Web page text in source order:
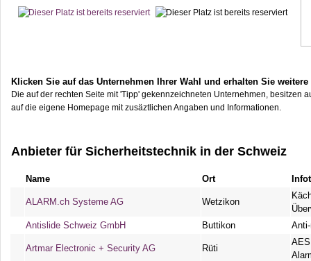
Klicken Sie auf das Unternehmen Ihrer Wahl und erhalten Sie
Die auf der rechten Seite mit 'Tipp' gekennzeichneten Unternehmen, besitzen
auf die eigene Homepage mit zusäztlichen Angaben und Informationen.
Anbieter für Sicherheitstechnik in der Schweiz
Name Ort
ALARM.ch Systeme AG Wetzikon
Antislide Schweiz GmbH
Buttikon
Artmar Electronic + Security AG Rüti